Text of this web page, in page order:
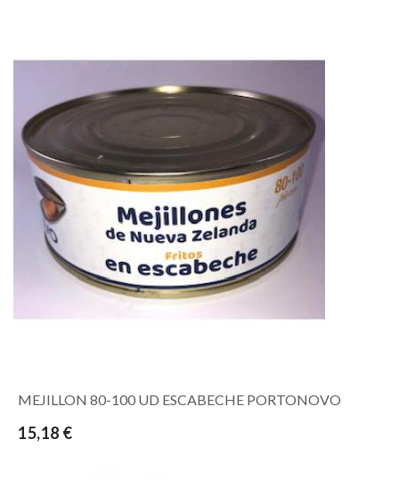
MEJILLON 80-100 UD ESCABECHE PORTONOVO
15,18 €